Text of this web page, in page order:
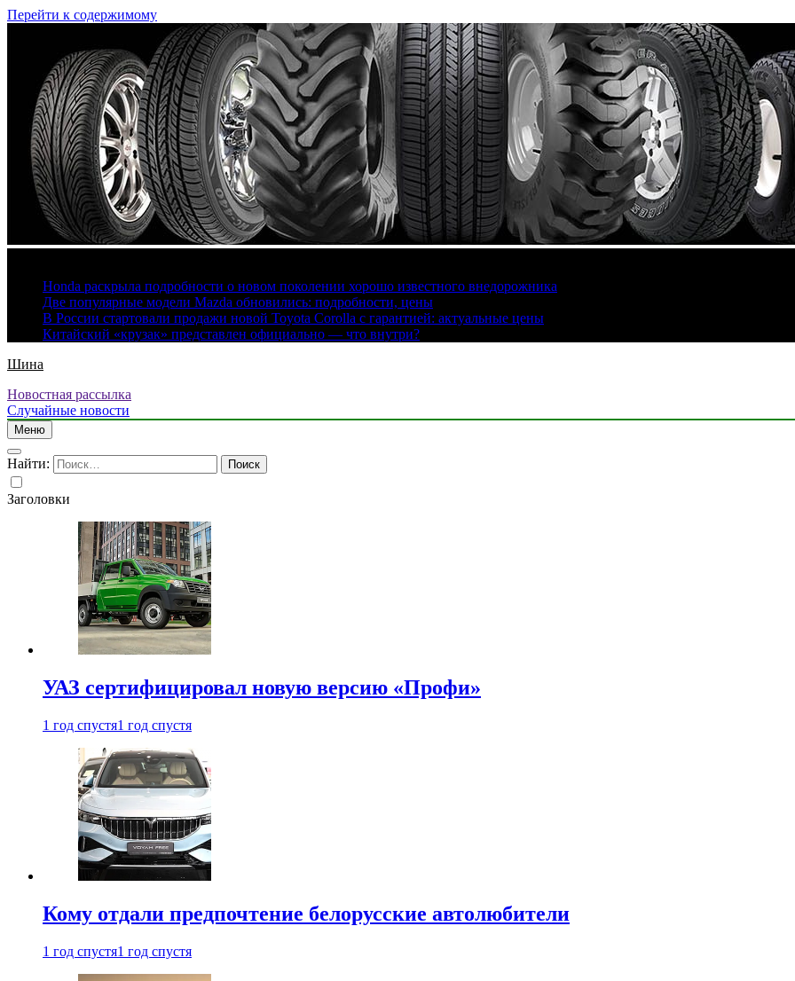
Перейти к содержимому
Honda раскрыла подробности о новом поколении хорошо известного внедорожника
Две популярные модели Mazda обновились: подробности, цены
В России стартовали продажи новой Toyota Corolla с гарантией: актуальные цены
Китайский «крузак» представлен официально — что внутри?
Шина
Новостная рассылка
Случайные новости
Меню
Найти:
Заголовки
УАЗ сертифицировал новую версию «Профи»
1 год спустя1 год спустя
Кому отдали предпочтение белорусские автолюбители
1 год спустя1 год спустя